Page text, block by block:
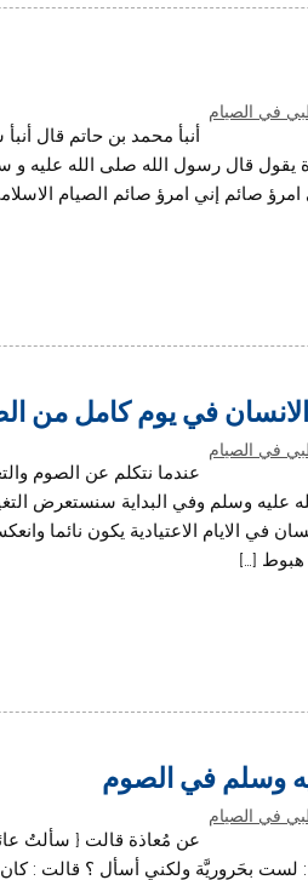
في الصيام
أنبأ محمد بن حاتم قال
يقول قال رسول الله صلى الله عليه
صائم إني امرؤ صائم الصيام
في يوم كامل من
في الصيام
عندما نتكلم عن الصوم
عليه وسلم وفي البداية سنستعرض
في الايام الاعتيادية يكون نائما
هبوط […]
وسلم في الصوم
في الصيام
عن مُعاذة قالت { سألتُ
بحَروريَّة ولكني أسأل ؟ قالت : كان